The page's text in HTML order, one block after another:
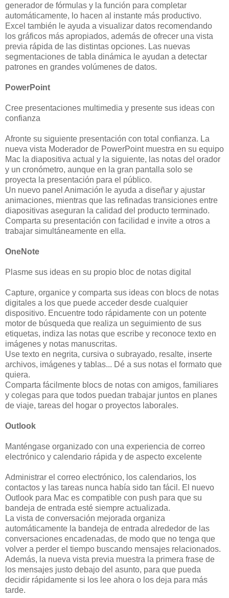
generador de fórmulas y la función para completar
automáticamente, lo hacen al instante más productivo.
Excel también le ayuda a visualizar datos recomendando
los gráficos más apropiados, además de ofrecer una vista
previa rápida de las distintas opciones. Las nuevas
segmentaciones de tabla dinámica le ayudan a detectar
patrones en grandes volúmenes de datos.
PowerPoint
Cree presentaciones multimedia y presente sus ideas con
confianza
Afronte su siguiente presentación con total confianza. La
nueva vista Moderador de PowerPoint muestra en su equipo
Mac la diapositiva actual y la siguiente, las notas del orador
y un cronómetro, aunque en la gran pantalla solo se
proyecta la presentación para el público.
Un nuevo panel Animación le ayuda a diseñar y ajustar
animaciones, mientras que las refinadas transiciones entre
diapositivas aseguran la calidad del producto terminado.
Comparta su presentación con facilidad e invite a otros a
trabajar simultáneamente en ella.
OneNote
Plasme sus ideas en su propio bloc de notas digital
Capture, organice y comparta sus ideas con blocs de notas
digitales a los que puede acceder desde cualquier
dispositivo. Encuentre todo rápidamente con un potente
motor de búsqueda que realiza un seguimiento de sus
etiquetas, indiza las notas que escribe y reconoce texto en
imágenes y notas manuscritas.
Use texto en negrita, cursiva o subrayado, resalte, inserte
archivos, imágenes y tablas... Dé a sus notas el formato que
quiera.
Comparta fácilmente blocs de notas con amigos, familiares
y colegas para que todos puedan trabajar juntos en planes
de viaje, tareas del hogar o proyectos laborales.
Outlook
Manténgase organizado con una experiencia de correo
electrónico y calendario rápida y de aspecto excelente
Administrar el correo electrónico, los calendarios, los
contactos y las tareas nunca había sido tan fácil. El nuevo
Outlook para Mac es compatible con push para que su
bandeja de entrada esté siempre actualizada.
La vista de conversación mejorada organiza
automáticamente la bandeja de entrada alrededor de las
conversaciones encadenadas, de modo que no tenga que
volver a perder el tiempo buscando mensajes relacionados.
Además, la nueva vista previa muestra la primera frase de
los mensajes justo debajo del asunto, para que pueda
decidir rápidamente si los lee ahora o los deja para más
tarde.